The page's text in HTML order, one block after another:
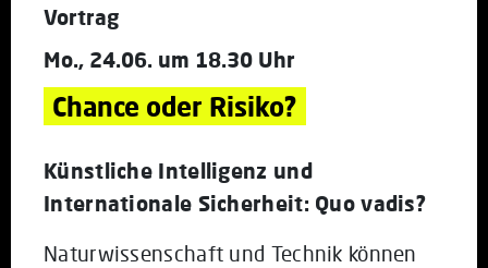
Vortrag
Mo., 24.06. um 18.30 Uhr
Chance oder Risiko?
Künstliche Intelligenz und
Internationale Sicherheit: Quo vadis?
Naturwissenschaft und Technik können